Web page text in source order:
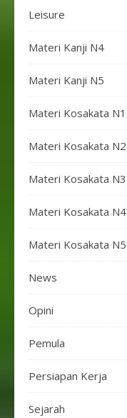
Leisure
Materi Kanji N4
Materi Kanji N5
Materi Kosakata N1
Materi Kosakata N2
Materi Kosakata N3
Materi Kosakata N4
Materi Kosakata N5
News
Opini
Pemula
Persiapan Kerja
Sejarah